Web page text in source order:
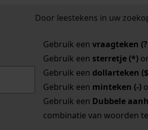
Door leestekens in uw
Gebruik een vraagteken
Gebruik een sterretje (*)
Gebruik een dollarteken
Gebruik een minteken (-)
Gebruik een Dubbele
combinatie van woorden